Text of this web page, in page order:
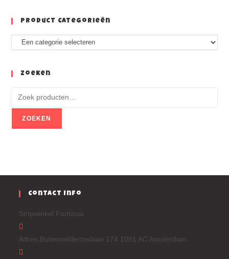
Product Categorieën
Zoeken
ZOEKEN
Contact Info
Stripwinkel Fantasia
Adres: Buitenveldertselaan 174 1081 AC Amsterdam